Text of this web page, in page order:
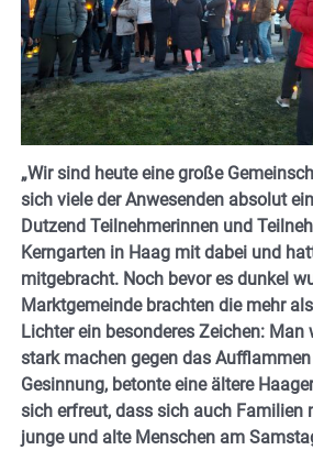
„Wir sind heute eine große
sich viele der Anwesenden absolut
Dutzend Teilnehmerinnen und
Kerngarten in Haag mit dabei und
mitgebracht. Noch bevor es dunkel
Marktgemeinde brachten die mehr
Lichter ein besonderes Zeichen: Man
stark machen gegen das
Gesinnung, betonte eine ältere
sich erfreut, dass sich auch Familien
junge und alte Menschen am